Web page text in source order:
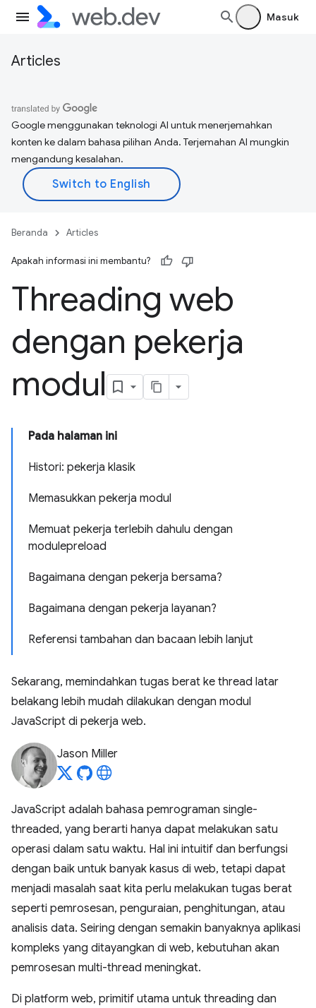
Masuk
Articles
Google menggunakan teknologi AI untuk menerjemahkan
konten ke dalam bahasa pilihan Anda. Terjemahan AI mungkin
mengandung kesalahan.
Beranda Articles
Apakah informasi ini membantu?
Threading web
dengan pekerja
modul
Pada halaman ini
Histori: pekerja klasik
Memasukkan pekerja modul
Memuat pekerja terlebih dahulu dengan
modulepreload
Bagaimana dengan pekerja bersama?
Bagaimana dengan pekerja layanan?
Referensi tambahan dan bacaan lebih lanjut
Sekarang, memindahkan tugas berat ke thread latar
belakang lebih mudah dilakukan dengan modul
JavaScript di pekerja web.
Jason Miller
JavaScript adalah bahasa pemrograman single-
threaded, yang berarti hanya dapat melakukan satu
operasi dalam satu waktu. Hal ini intuitif dan berfungsi
dengan baik untuk banyak kasus di web, tetapi dapat
menjadi masalah saat kita perlu melakukan tugas berat
seperti pemrosesan, penguraian, penghitungan, atau
analisis data. Seiring dengan semakin banyaknya aplikasi
kompleks yang ditayangkan di web, kebutuhan akan
pemrosesan multi-thread meningkat.
Di platform web, primitif utama untuk threading dan